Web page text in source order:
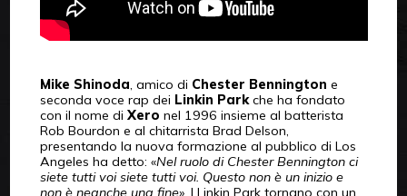
Mike Shinoda, amico di Chester Bennington e
seconda voce rap dei Linkin Parkche ha fondato
con il nome di Xero nel 1996 insieme al batterista
Rob Bourdon e al chitarrista Brad Delson,
presentando la nuova formazione al pubblico di Los
Angeles ha detto: «Nel ruolo di Chester Bennington ci
siete tutti voi siete tutti voi. Questo non è un inizio e
non è neanche una fine». I Linkin Park tornano con un